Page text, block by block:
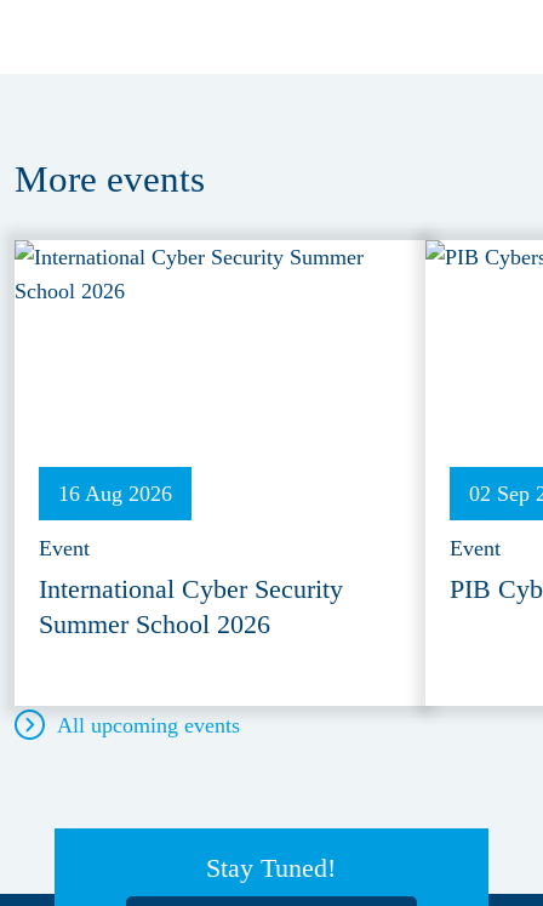
More events
16 Aug 2026
Event
International Cyber Security
Summer School 2026
02 Sep
Event
PIB
All upcoming events
Stay Tuned!